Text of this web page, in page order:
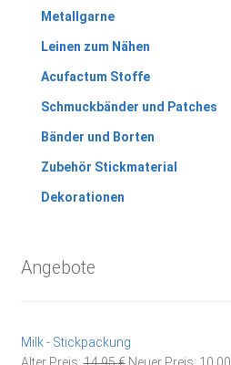
Metallgarne
Leinen zum Nähen
Acufactum Stoffe
Schmuckbänder und Patches
Bänder und Borten
Zubehör Stickmaterial
Dekorationen
Angebote
Milk - Stickpackung
Ursprünglicher